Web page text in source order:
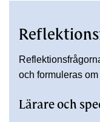
och formuleras
Lärare och